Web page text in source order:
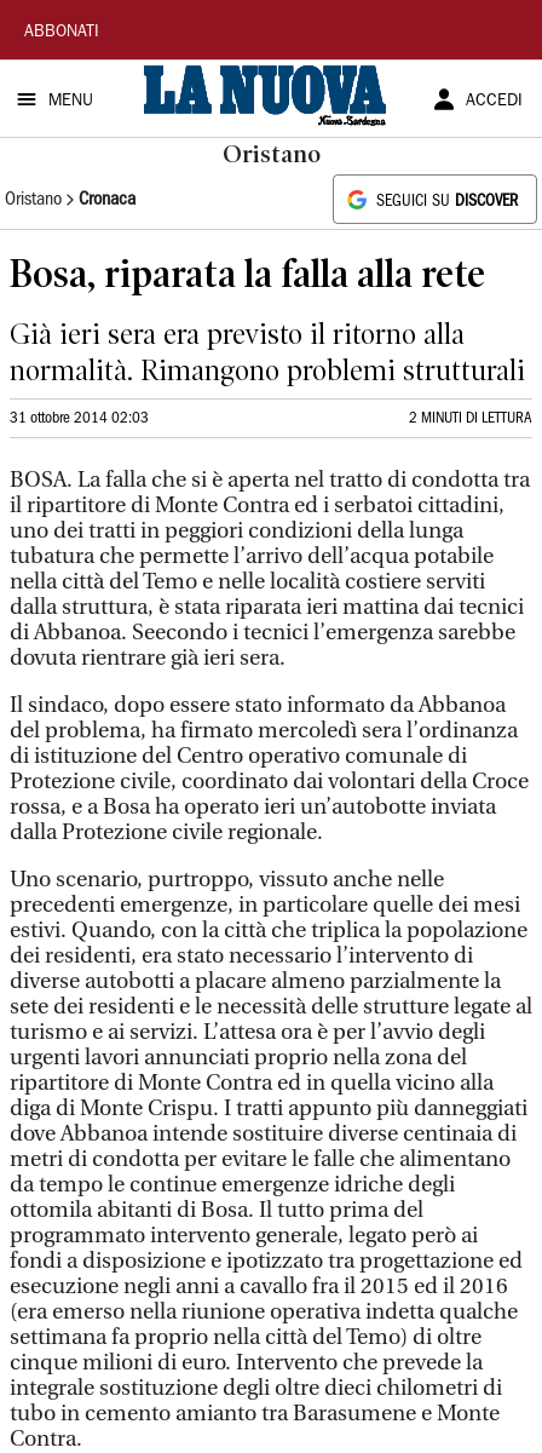
La
Nuova
Sardegna
ABBONATI
MENU ACCEDI
Oristano
Oristano Cronaca SEGUICI SU DISCOVER
Bosa, riparata la falla alla rete
Già ieri sera era previsto il ritorno alla
normalità. Rimangono problemi strutturali
31 ottobre 2014 02:03 2 MINUTI DI LETTURA
BOSA. La falla che si è aperta nel tratto di condotta tra
il ripartitore di Monte Contra ed i serbatoi cittadini,
uno dei tratti in peggiori condizioni della lunga
tubatura che permette l’arrivo dell’acqua potabile
nella città del Temo e nelle località costiere serviti
dalla struttura, è stata riparata ieri mattina dai tecnici
di Abbanoa. Seecondo i tecnici l’emergenza sarebbe
dovuta rientrare già ieri sera.
Il sindaco, dopo essere stato informato da Abbanoa
del problema, ha firmato mercoledì sera l’ordinanza
di istituzione del Centro operativo comunale di
Protezione civile, coordinato dai volontari della Croce
rossa, e a Bosa ha operato ieri un’autobotte inviata
dalla Protezione civile regionale.
Uno scenario, purtroppo, vissuto anche nelle
precedenti emergenze, in particolare quelle dei mesi
estivi. Quando, con la città che triplica la popolazione
dei residenti, era stato necessario l’intervento di
diverse autobotti a placare almeno parzialmente la
sete dei residenti e le necessità delle strutture legate al
turismo e ai servizi. L’attesa ora è per l’avvio degli
urgenti lavori annunciati proprio nella zona del
ripartitore di Monte Contra ed in quella vicino alla
diga di Monte Crispu. I tratti appunto più danneggiati
dove Abbanoa intende sostituire diverse centinaia di
metri di condotta per evitare le falle che alimentano
da tempo le continue emergenze idriche degli
ottomila abitanti di Bosa. Il tutto prima del
programmato intervento generale, legato però ai
fondi a disposizione e ipotizzato tra progettazione ed
esecuzione negli anni a cavallo fra il 2015 ed il 2016
(era emerso nella riunione operativa indetta qualche
settimana fa proprio nella città del Temo) di oltre
cinque milioni di euro. Intervento che prevede la
integrale sostituzione degli oltre dieci chilometri di
tubo in cemento amianto tra Barasumene e Monte
Contra.